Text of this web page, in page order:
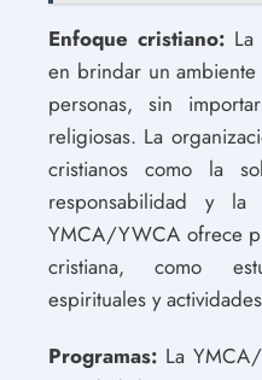
Enfoque cristiano:
en brindar un
personas, sin
religiosas. La
cristianos como la
responsabilidad y la
YMCA/YWCA ofrece
cristiana, como
espirituales y
Programas: La